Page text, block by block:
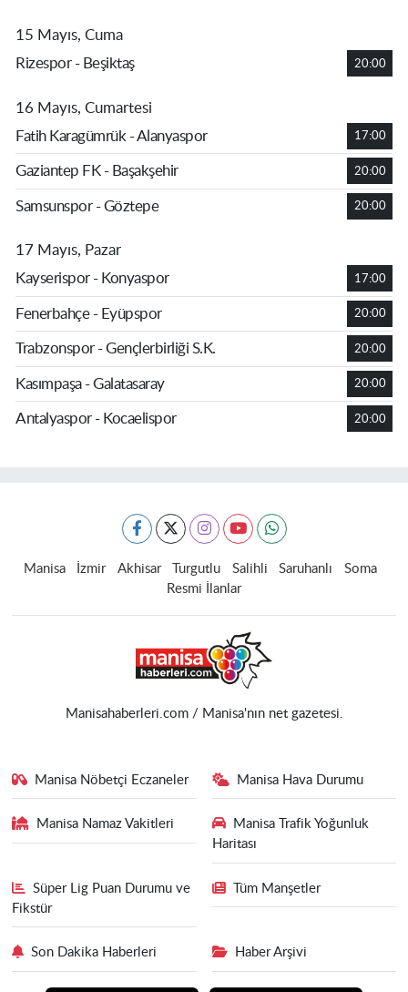
15 Mayıs, Cuma
Rizespor - Beşiktaş
20:00
16 Mayıs, Cumartesi
Fatih Karagümrük - Alanyaspor
17:00
Gaziantep FK - Başakşehir 20:00
Samsunspor - Göztepe 20:00
17 Mayıs, Pazar
Kayserispor - Konyaspor
17:00
Fenerbahçe - Eyüpspor 20:00
Trabzonspor - Gençlerbirliği S.K. 20:00
Kasımpaşa - Galatasaray 20:00
Antalyaspor - Kocaelispor 20:00
Manisa İzmir Akhisar Turgutlu Salihli Saruhanlı
Soma
Resmi İlanlar
Manisahaberleri.com / Manisa'nın net gazetesi.
Manisa Nöbetçi Eczaneler Manisa Hava Durumu
Manisa Namaz Vakitleri
Manisa Trafik Yoğunluk
Haritası
Süper Lig Puan Durumu ve
Fikstür
Tüm Manşetler
Son Dakika Haberleri Haber Arşivi